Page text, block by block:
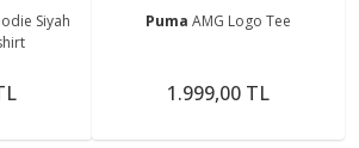
Siyah
Puma AMG Logo Tee
1.999,00 TL